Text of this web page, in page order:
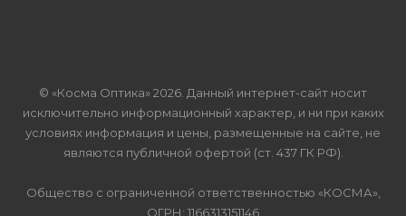
© «Косма Оптика» 2026. Данный интернет-сайт носит
исключительно информационный характер, и ни при каких
условиях информация и цены, размещенные на сайте, не
являются публичной офертой (ст. 437 ГК РФ).
Общество с ограниченной ответственностью «КОСМА»,
ОГРН: 1166313151146